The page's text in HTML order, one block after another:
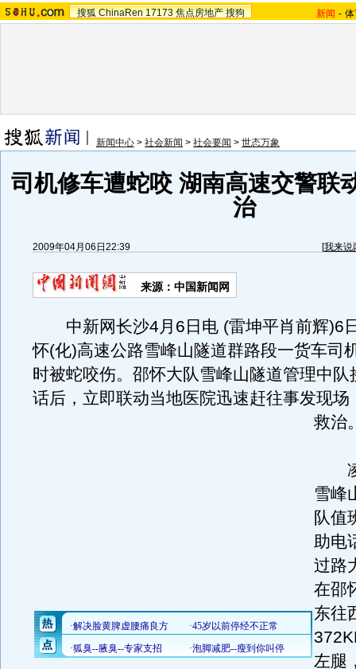
搜狐 ChinaRen 17173 焦点房地产 搜狗 新闻 -
新闻中心 > 社会新闻 > 社会要闻 > 世态万象
司机修车遭蛇咬 湖南高速交警联
治
2009年04月06日22:39 [我来说
来源：中国新闻网
中新网长沙4月6日电 (雷坤平肖前辉)6
怀(化)高速公路雪峰山隧道群路段一货车司
时被蛇咬伤。邵怀大队雪峰山隧道管理中队
话后，立即联动当地医院迅速赶往事发现场
救治
凌
雪峰
队值
助电
过路
在邵
东往
左腿